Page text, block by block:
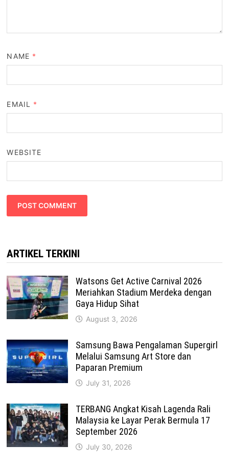
NAME *
EMAIL *
WEBSITE
ARTIKEL TERKINI
Watsons Get Active Carnival 2026
Meriahkan Stadium Merdeka dengan
Gaya Hidup Sihat
August 3, 2026
Samsung Bawa Pengalaman Supergirl
Melalui Samsung Art Store dan
Paparan Premium
July 31, 2026
TERBANG Angkat Kisah Lagenda Rali
Malaysia ke Layar Perak Bermula 17
September 2026
July 30, 2026